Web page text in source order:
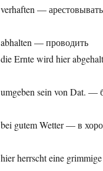
verhaften — арестовывать
abhalten — проводить
die Ernte wird hier
umgeben sein von Dat.
bei gutem Wetter — в
hier herrscht eine